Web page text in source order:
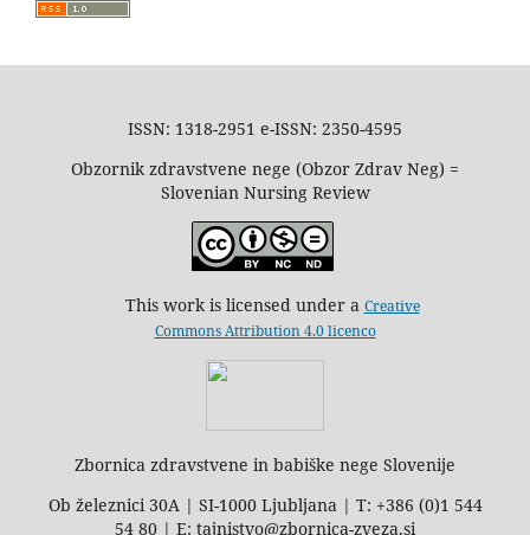
ISSN: 1318-2951 e-ISSN: 2350-4595
Obzornik zdravstvene nege (Obzor Zdrav Neg) =
Slovenian Nursing Review
This work is licensed under a Creative
Commons Attribution 4.0 licenco
Zbornica zdravstvene in babiške nege Slovenije
Ob železnici 30A | SI-1000 Ljubljana | T: +386 (0)1 544
54 80 | E: tajnistvo@zbornica-zveza.si